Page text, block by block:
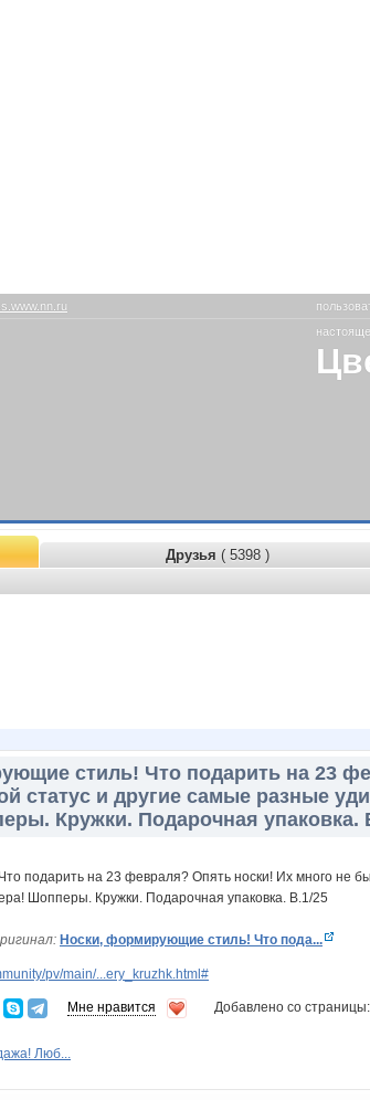
Друзья ( 5398 )
стиль! Что подарить на 23
статус и другие самые разные
Кружки. Подарочная упаковка.
Носки, формирующие стиль! Что пода...
pv/main/...ery_kruzhk.html#
Мне нравится Добавлено со
Люб...